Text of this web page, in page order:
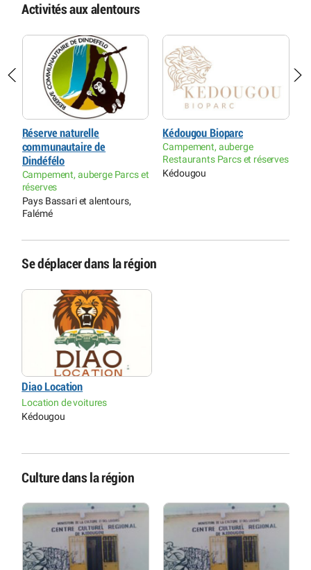
Activités aux alentours
Réserve naturelle
communautaire de
Dindéfélo
Campement, auberge Parcs et
réserves
Pays Bassari et alentours,
Falémé
Kédougou Bioparc
Campement, auberge
Restaurants Parcs et réserves
Kédougou
Se déplacer dans la région
Diao Location
Location de voitures
Kédougou
Culture dans la région